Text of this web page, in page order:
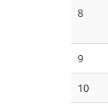
8
9
10